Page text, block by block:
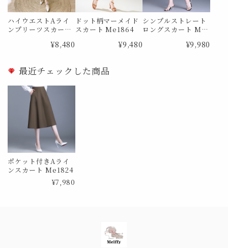
ハイウエストAライ
ンプリーツスカート
¥8,480
ドット柄マーメイド
スカート Me1864
¥9,480
シンプルストレート
ロングスカート Me1
¥9,980
最近チェックした商品
ポケット付きAライ
ンスカート Me1824
¥7,980